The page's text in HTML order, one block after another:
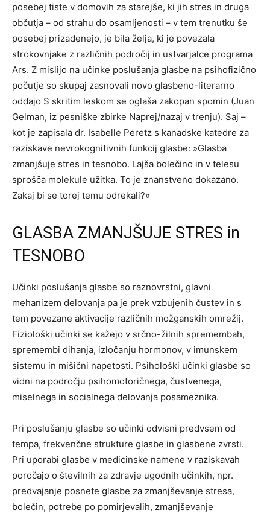
posebej tiste v domovih za starejše, ki jih stres in druga
občutja – od strahu do osamljenosti – v tem trenutku še
posebej prizadenejo, je bila želja, ki je povezala
strokovnjake z različnih področij in ustvarjalce programa
Ars. Z mislijo na učinke poslušanja glasbe na psihofizično
počutje so skupaj zasnovali novo glasbeno-literarno
oddajo S skritim leskom se oglaša zakopan spomin (Juan
Gelman, iz pesniške zbirke Naprej/nazaj v trenju). Saj –
kot je zapisala dr. Isabelle Peretz s kanadske katedre za
raziskave nevrokognitivnih funkcij glasbe: »Glasba
zmanjšuje stres in tesnobo. Lajša bolečino in v telesu
sprošča molekule užitka. To je znanstveno dokazano.
Zakaj bi se torej temu odrekali?«
GLASBA ZMANJŠUJE STRES in
TESNOBO
Učinki poslušanja glasbe so raznovrstni, glavni
mehanizem delovanja pa je prek vzbujenih čustev in s
tem povezane aktivacije različnih možganskih omrežij.
Fiziološki učinki se kažejo v srčno-žilnih spremembah,
spremembi dihanja, izločanju hormonov, v imunskem
sistemu in mišični napetosti. Psihološki učinki glasbe so
vidni na področju psihomotoričnega, čustvenega,
miselnega in socialnega delovanja posameznika.
Pri poslušanju glasbe so učinki odvisni predvsem od
tempa, frekvenčne strukture glasbe in glasbene zvrsti.
Pri uporabi glasbe v medicinske namene v raziskavah
poročajo o številnih za zdravje ugodnih učinkih, npr.
predvajanje posnete glasbe za zmanjševanje stresa,
bolečin, potrebe po pomirjevalih, zmanjševanje